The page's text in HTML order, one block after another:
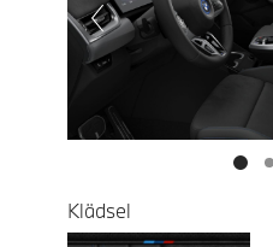
Klädsel